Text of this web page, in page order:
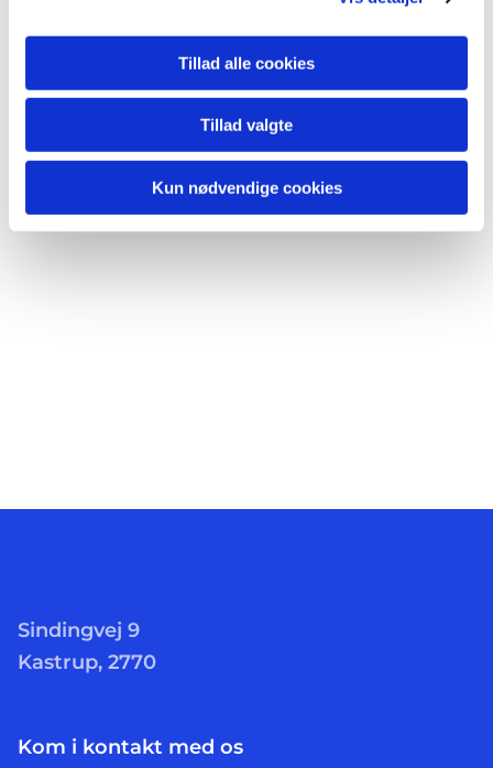
Tillad alle cookies
Tillad valgte
Kun nødvendige cookies
Sindingvej 9
Kastrup, 2770
Kom i kontakt med os